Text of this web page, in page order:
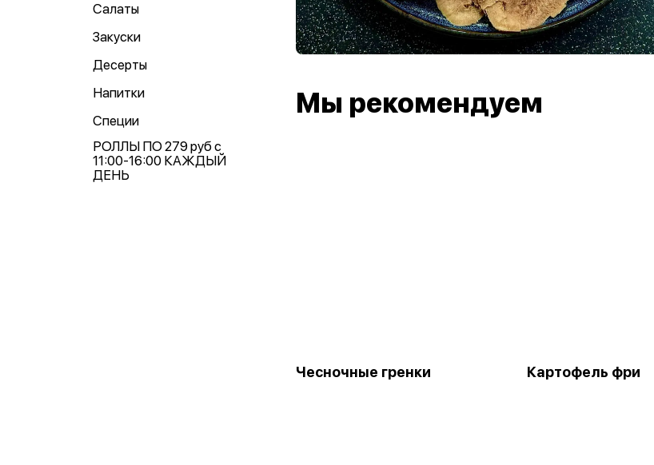
Салаты
Закуски
Десерты
Напитки
Специи
РОЛЛЫ ПО 279 руб с
11:00-16:00 КАЖДЫЙ
ДЕНЬ
Мы рекомендуем
Чесночные гренки Картофель фри